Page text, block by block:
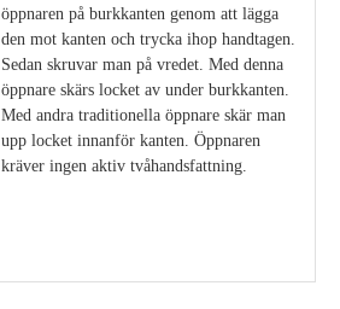
öppnaren på burkkanten genom att lägga
den mot kanten och trycka ihop handtagen.
Sedan skruvar man på vredet. Med denna
öppnare skärs locket av under burkkanten.
Med andra traditionella öppnare skär man
upp locket innanför kanten. Öppnaren
kräver ingen aktiv tvåhandsfattning.